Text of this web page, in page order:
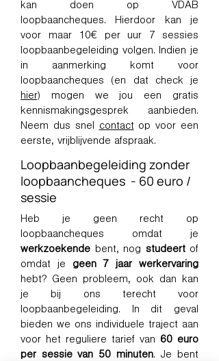
kan doen op VDAB
loopbaancheques. Hierdoor kan je
voor maar 10€ per uur 7 sessies
loopbaanbegeleiding volgen. Indien je
in aanmerking komt voor
loopbaancheques (en dat check je
hier) mogen we jou een gratis
kennismakingsgesprek aanbieden.
Neem dus snel contactop voor een
eerste, vrijblijvende afspraak.
Loopbaanbegeleiding zonder
loopbaancheques - 60 euro /
sessie
Heb je geen recht op
loopbaancheques omdat je
werkzoekende bent, nog studeert of
omdat je geen 7 jaar werkervaring
hebt? Geen probleem, ook dan kan
je bij ons terecht voor
loopbaanbegeleiding. In dit geval
bieden we ons individuele traject aan
voor het reguliere tarief van 60 euro
per sessie van 50 minuten. Je bent